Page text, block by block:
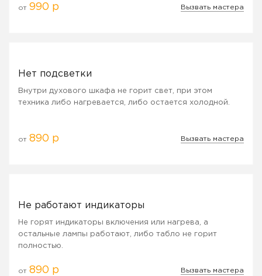
от 990 р Вызвать мастера
Нет подсветки
Внутри духового шкафа не горит свет, при этом
техника либо нагревается, либо остается холодной.
от 890 р Вызвать мастера
Не работают индикаторы
Не горят индикаторы включения или нагрева, а
остальные лампы работают, либо табло не горит
полностью.
от 890 р Вызвать мастера